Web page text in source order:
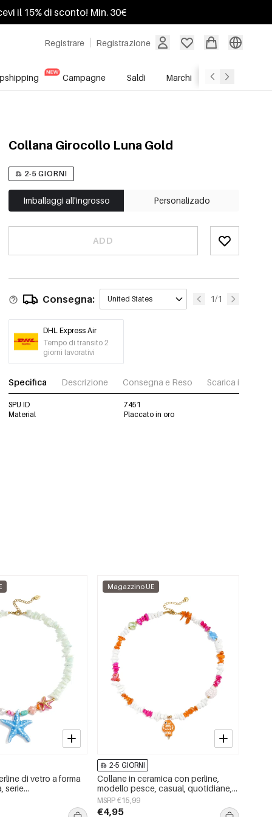
il 15% di sconto! Min. 30€
Registrare Registrazione
Campagne Saldi Marchi Servizio
Collana Girocollo Luna Gold
2-5 GIORNI
Imballaggi all'ingrosso Personalizado
ADD
Consegna: United States 1/1
DHL Express Air
Tempo di transito 2
giorni lavorativi
Specifica Descrizione Consegna e Reso Scarica immagini
SPU ID
7451
Material
Placcato in oro
di vetro a forma
serie
Spiaggia
gioielli da donna.
Magazzino UE
2-5 GIORNI
Collane in ceramica con perline,
modello pesce, casual, quotidiane,
romantiche, gioielli da donna
MSRP €15,99
€4,95